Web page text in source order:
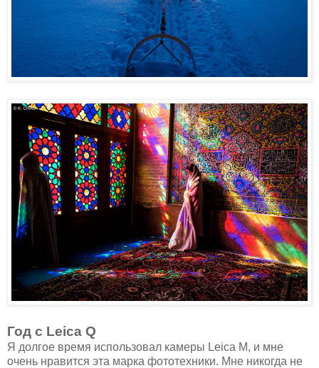
Год с Leica Q
Я долгое время использовал камеры Leica M, и мне
очень нравится эта марка фототехники. Мне никогда не